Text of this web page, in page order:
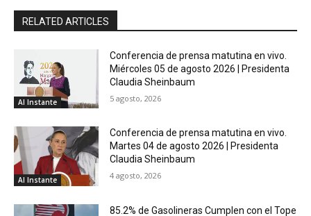
RELATED ARTICLES
Al Instante
Conferencia de prensa matutina en vivo.
Miércoles 05 de agosto 2026 | Presidenta
Claudia Sheinbaum
5 agosto, 2026
Al Instante
Conferencia de prensa matutina en vivo.
Martes 04 de agosto 2026 | Presidenta
Claudia Sheinbaum
4 agosto, 2026
85.2% de Gasolineras Cumplen con el Tope